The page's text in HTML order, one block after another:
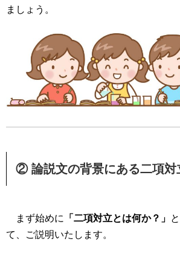
ましょう。
② 論説文の背景にある二項対
まず始めに 「二項対立とは何か？」
て、ご説明いたします。